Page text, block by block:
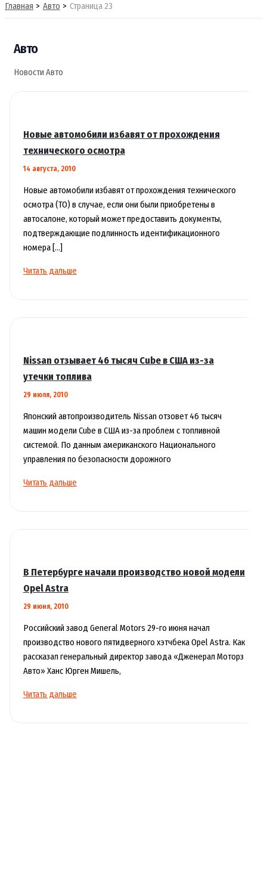
Главная Авто Страница 23
Авто
Новости Авто
Новые автомобили избавят от прохождения
технического осмотра
14 августа, 2010
Новые автомобили избавят от прохождения технического
осмотра (ТО) в случае, если они были приобретены в
автосалоне, который может предоставить документы,
подтверждающие подлинность идентификационного
номера […]
Новые
осмотра
Читать дальше
Nissan отзывает 46 тысяч Cube в США из-за
утечки топлива
29 июля, 2010
Японский автопроизводитель Nissan отзовет 46 тысяч
машин модели Cube в США из-за проблем с топливной
системой. По данным американского Национального
управления по безопасности дорожного
Nissan
США
за
утечки
топлива
Читать дальше
В Петербурге начали производство новой модели
Opel Astra
29 июня, 2010
Российский завод General Motors 29-го июня начал
производство нового пятидверного хэтчбека Opel Astra. Как
рассказал генеральный директор завода «Дженерал Моторз
Авто» Ханс Юрген Мишель,
В
Читать дальше